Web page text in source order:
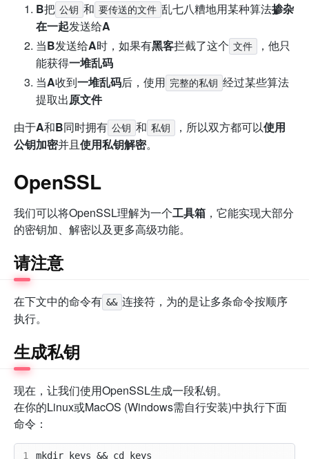
B把 公钥 和 要传送的文件 乱七八糟地用某种算法掺杂
在一起发送给A
当B发送给A时，如果有黑客拦截了这个 文件
，他只
能获得一堆乱码
当A收到一堆乱码后，使用 完整的私钥 经过某些算法
提取出原文件
由于A和B同时拥有 公钥 和 私钥 ，所以双方都可以使用
公钥加密并且使用私钥解密。
OpenSSL
我们可以将OpenSSL理解为一个工具箱 ，它能实现大部分
的密钥加、解密以及更多高级功能。
请注意
在下文中的命令有 && 连接符，为的是让多条命令按顺序
执行。
生成私钥
现在，让我们使用OpenSSL生成一段私钥。
在你的Linux或MacOS (Windows需自行安装)中执行下面
命令：
1